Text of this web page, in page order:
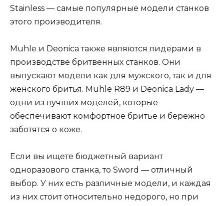
Stainless — самые популярные модели станков
этого производителя.
Muhle и Deonica также являются лидерами в
производстве бритвенных станков. Они
выпускают модели как для мужского, так и для
женского бритья. Muhle R89 и Deonica Lady —
одни из лучших моделей, которые
обеспечивают комфортное бритье и бережно
заботятся о коже.
Если вы ищете бюджетный вариант
одноразового станка, то Sword — отличный
выбор. У них есть различные модели, и каждая
из них стоит относительно недорого, но при